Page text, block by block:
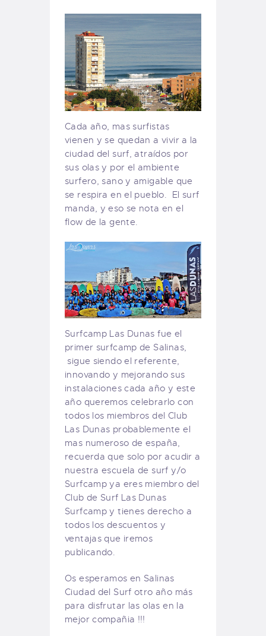
Cada año, mas surfistas
vienen y se quedan a vivir a la
ciudad del surf, atraídos por
sus olas y por el ambiente
surfero, sano y amigable que
se respira en el pueblo. El surf
manda, y eso se nota en el
flow de la gente.
Surfcamp Las Dunas fue el
primer surfcamp de Salinas,
sigue siendo el referente,
innovando y mejorando sus
instalaciones cada año y este
año queremos celebrarlo con
todos los miembros del Club
Las Dunas probablemente el
mas numeroso de españa,
recuerda que solo por acudir a
nuestra escuela de surf y/o
Surfcamp ya eres miembro del
Club de Surf Las Dunas
Surfcamp y tienes derecho a
todos los descuentos y
ventajas que iremos
publicando.
Os esperamos en Salinas
Ciudad del Surf otro año más
para disfrutar las olas en la
mejor compañia !!!